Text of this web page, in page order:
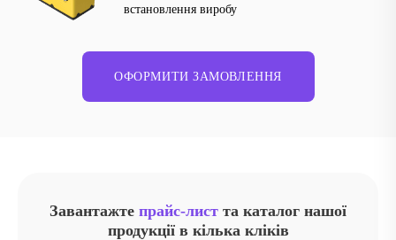
встановлення виробу
ОФОРМИТИ ЗАМОВЛЕННЯ
Завантажте прайс-лист та каталог нашої
продукції в кілька кліків